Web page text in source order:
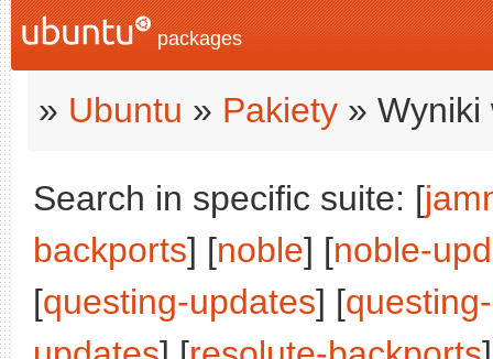
packages
» Ubuntu » Pakiety » Wyniki
Search in specific suite: [
backports] [noble] [noble-
[questing-updates] [